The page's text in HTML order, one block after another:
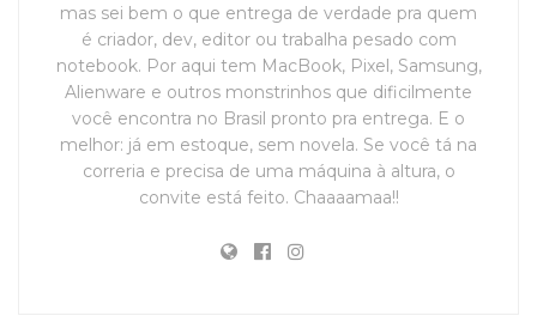
mas sei bem o que entrega de verdade pra quem
é criador, dev, editor ou trabalha pesado com
notebook. Por aqui tem MacBook, Pixel, Samsung,
Alienware e outros monstrinhos que dificilmente
você encontra no Brasil pronto pra entrega. E o
melhor: já em estoque, sem novela. Se você tá na
correria e precisa de uma máquina à altura, o
convite está feito. Chaaaamaa!!